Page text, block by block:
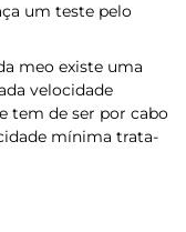
um teste pelo
meo existe uma
velocidade
tem de ser por cabo
mínima trata-